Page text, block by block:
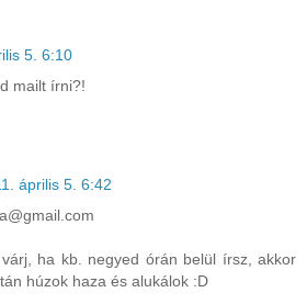
5. 6:10
mailt írni?!
április 5. 6:42
ha kb. negyed órán belül írsz, akkor
húzok haza és alukálok :D